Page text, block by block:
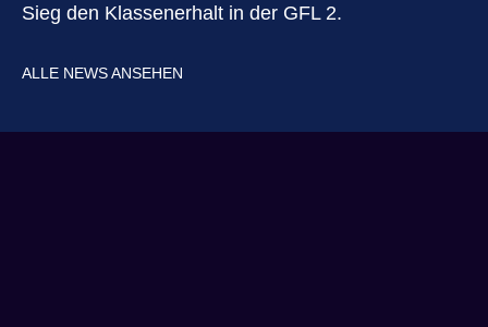
Sieg den Klassenerhalt in der GFL 2.
ALLE NEWS ANSEHEN